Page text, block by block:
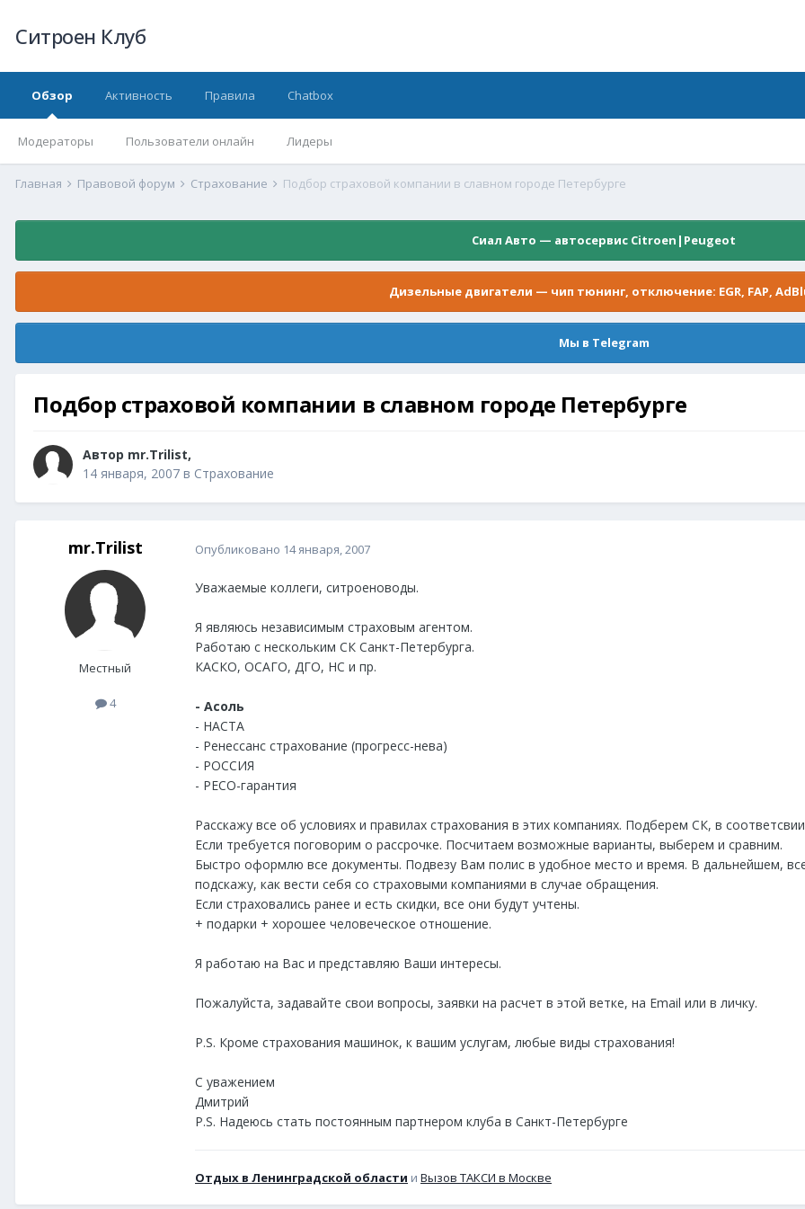
Ситроен Клуб
Обзор
Модераторы Пользователи онлайн Лидеры
Активность Правила Chatbox
Главная Правовой форум Страхование Подбор страховой компании в славном городе Петербурге
Сиал Авто — автосервис Citroen|Peugeot
Дизельные двигатели — чип тюнинг, отключение: EGR, FAP,
Мы в Telegram
Подбор страховой компании в славном городе Петербурге
Автор mr.Trilist,
14 января, 2007 в Страхование
mr.Trilist
Местный
4
Опубликовано 14 января, 2007
Уважаемые коллеги, ситроеноводы.
Я являюсь независимым страховым агентом.
Работаю с нескольким СК Санкт-Петербурга.
КАСКО, ОСАГО, ДГО, НС и пр.
- Асоль
- НАСТА
- Ренессанс страхование (прогресс-нева)
- РОССИЯ
- РЕСО-гарантия
Расскажу все об условиях и правилах страхования в этих компаниях. Подберем СК, в
Если требуется поговорим о рассрочке. Посчитаем возможные варианты, выберем и сравним.
Быстро оформлю все документы. Подвезу Вам полис в удобное место и время. В дальнейшем,
подскажу, как вести себя со страховыми компаниями в случае обращения.
Если страховались ранее и есть скидки, все они будут учтены.
+ подарки + хорошее человеческое отношение.
Я работаю на Вас и представляю Ваши интересы.
Пожалуйста, задавайте свои вопросы, заявки на расчет в этой ветке, на Email или в личку.
P.S. Кроме страхования машинок, к вашим услугам, любые виды страхования!
С уважением
Дмитрий
P.S. Надеюсь стать постоянным партнером клуба в Санкт-Петербурге
Отдых в Ленинградской области и Вызов ТАКСИ в Москве